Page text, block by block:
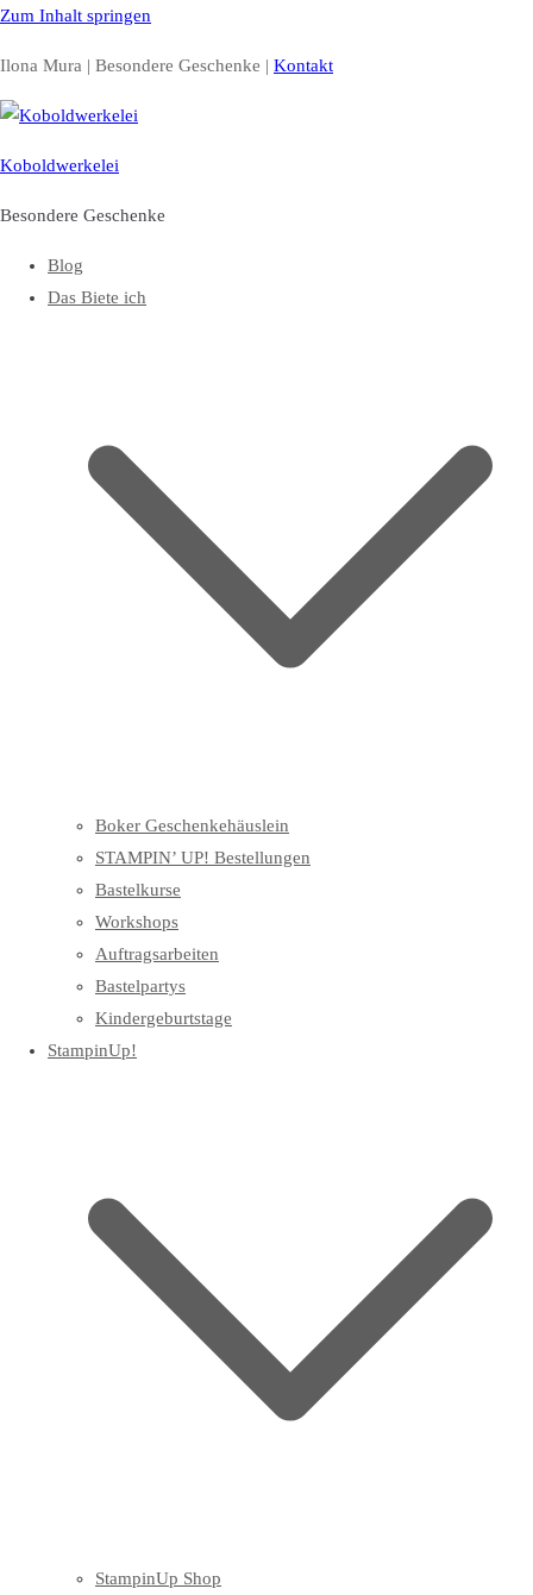
Zum Inhalt springen
Ilona Mura | Besondere Geschenke | Kontakt
Koboldwerkelei
Besondere Geschenke
Blog
Das Biete ich
Boker Geschenkehäuslein
STAMPIN’ UP! Bestellungen
Bastelkurse
Workshops
Auftragsarbeiten
Bastelpartys
Kindergeburtstage
StampinUp!
StampinUp Shop